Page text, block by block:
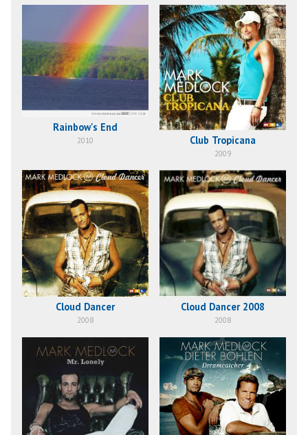
Rainbow's End
2010 Club Tropicana
2009
Cloud Dancer
2008
Cloud Dancer 2008
2008